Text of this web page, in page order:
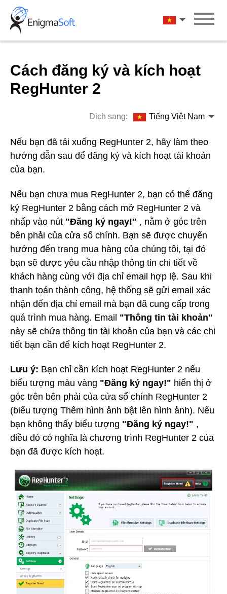
Skip
content
Tiếng Việt
Cách đăng ký và kích hoạt
RegHunter 2
Dịch sang: Tiếng Việt Nam
Nếu bạn đã tải xuống RegHunter 2, hãy làm theo
hướng dẫn sau để đăng ký và kích hoạt tài khoản
của bạn.
Nếu bạn chưa mua RegHunter 2, bạn có thể đăng
ký RegHunter 2 bằng cách mở RegHunter 2 và
nhấp vào nút "Đăng ký ngay!" , nằm ở góc trên
bên phải của cửa sổ chính. Bạn sẽ được chuyển
hướng đến trang mua hàng của chúng tôi, tại đó
bạn sẽ được yêu cầu nhập thông tin chi tiết về
khách hàng cùng với địa chỉ email hợp lệ. Sau khi
thanh toán thành công, hệ thống sẽ gửi email xác
nhận đến địa chỉ email mà bạn đã cung cấp trong
quá trình mua hàng. Email "Thông tin tài khoản"
này sẽ chứa thông tin tài khoản của bạn và các chi
tiết bạn cần để kích hoạt RegHunter 2.
Lưu ý: Bạn chỉ cần kích hoạt RegHunter 2 nếu
biểu tượng màu vàng "Đăng ký ngay!" hiển thị ở
góc trên bên phải của cửa sổ chính RegHunter 2
(biểu tượng Thêm hình ảnh bật lên hình ảnh). Nếu
bạn không thấy biểu tượng "Đăng ký ngay!" ,
điều đó có nghĩa là chương trình RegHunter 2 của
bạn đã được kích hoạt.